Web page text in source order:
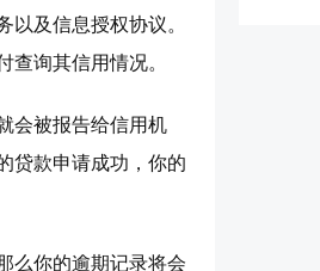
及信息授权协议。
询其信用情况。
会被报告给信用机
贷款申请成功，你的
么你的逾期记录将会